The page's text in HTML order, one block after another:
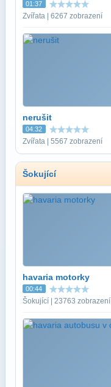
01:37
Zvířata | 6267 zobrazení
nerušit
04:32
Zvířata | 5567 zobrazení
Šokující
havaria motorky
00:44
Šokující | 23763 zobrazení